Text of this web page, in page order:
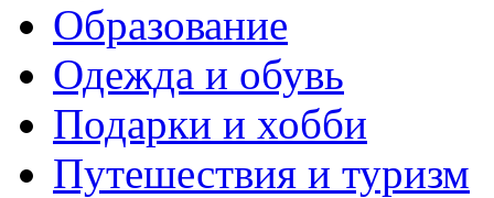
Образование
Одежда и обувь
Подарки и хобби
Путешествия и туризм